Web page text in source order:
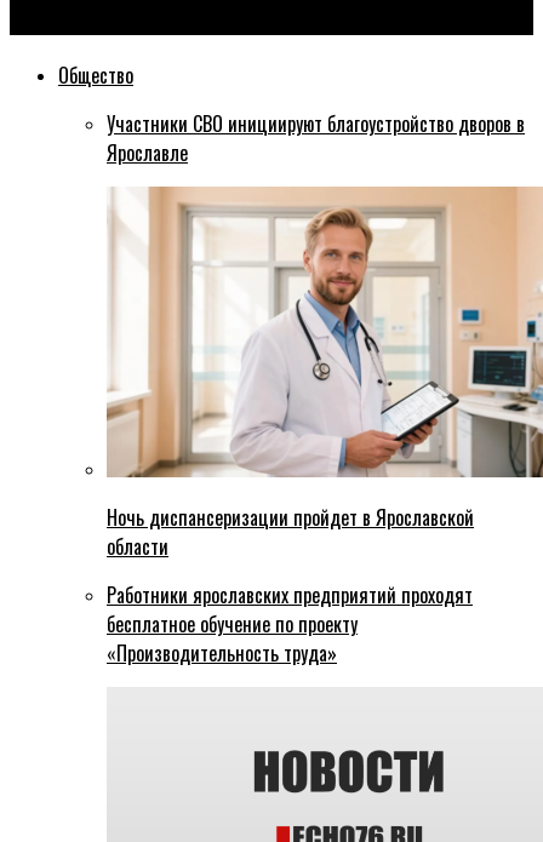
Общество
Участники СВО инициируют благоустройство дворов в
Ярославле
Ночь диспансеризации пройдет в Ярославской
области
Работники ярославских предприятий проходят
бесплатное обучение по проекту
«Производительность труда»